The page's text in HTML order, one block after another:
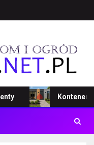
Kontener –